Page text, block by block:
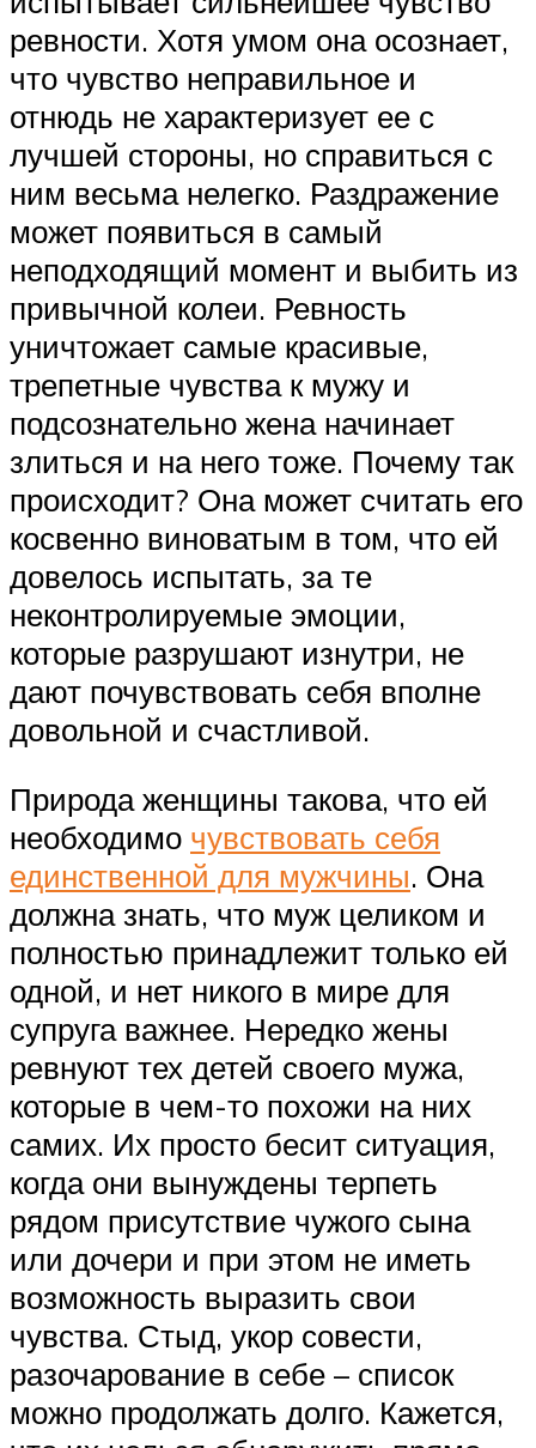
ревности. Хотя умом она осознает,
что чувство неправильное и
отнюдь не характеризует ее с
лучшей стороны, но справиться с
ним весьма нелегко. Раздражение
может появиться в самый
неподходящий момент и выбить из
привычной колеи. Ревность
уничтожает самые красивые,
трепетные чувства к мужу и
подсознательно жена начинает
злиться и на него тоже. Почему так
происходит? Она может считать его
косвенно виноватым в том, что ей
довелось испытать, за те
неконтролируемые эмоции,
которые разрушают изнутри, не
дают почувствовать себя вполне
довольной и счастливой.
Природа женщины такова, что ей
необходимо чувствовать себя
единственной для мужчины. Она
должна знать, что муж целиком и
полностью принадлежит только ей
одной, и нет никого в мире для
супруга важнее. Нередко жены
ревнуют тех детей своего мужа,
которые в чем-то похожи на них
самих. Их просто бесит ситуация,
когда они вынуждены терпеть
рядом присутствие чужого сына
или дочери и при этом не иметь
возможность выразить свои
чувства. Стыд, укор совести,
разочарование в себе – список
можно продолжать долго. Кажется,